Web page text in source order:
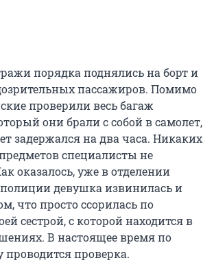
порядка поднялись на борт и
пассажиров. Помимо
проверили весь багаж
они брали с собой в самолет,
задержался на два часа. Никаких
специалисты не
оказалось, уже в отделении
девушка извинилась и
что просто ссорилась по
сестрой, с которой находится в
В настоящее время по
проверка.